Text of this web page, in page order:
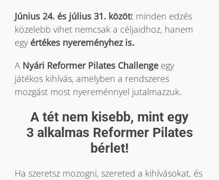
Kapcsolat
Karrier
Június 24. és július 31. között minden edzés
közelebb vihet nemcsak a céljaidhoz, hanem
egy értékes nyereményhez is.
A Nyári Reformer Pilates Challengeegy
játékos kihívás, amelyben a rendszeres
mozgást most nyereménnyel jutalmazzuk.
A tét nem kisebb, mint egy
3 alkalmas Reformer Pilates
bérlet!
Ha szeretsz mozogni, szereted a kihívásokat, és